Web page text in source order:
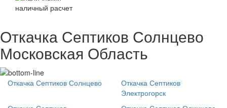
наличный расчет
Откачка Септиков Солнцево
Московская Область
Откачка Септиков Солнцево
Откачка Септиков
Электрогорск